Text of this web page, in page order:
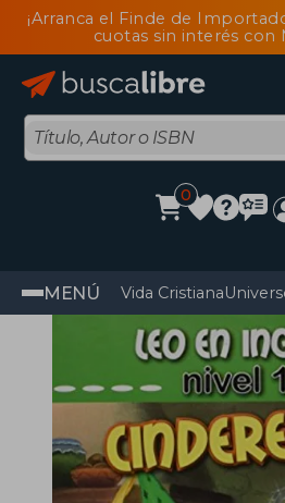
¡Arranca el Finde de
cuotas sin interés con
0
MENÚ Vida Cristiana